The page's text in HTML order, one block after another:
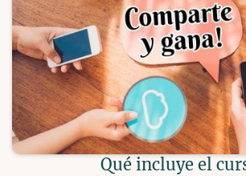
Qué incluye el